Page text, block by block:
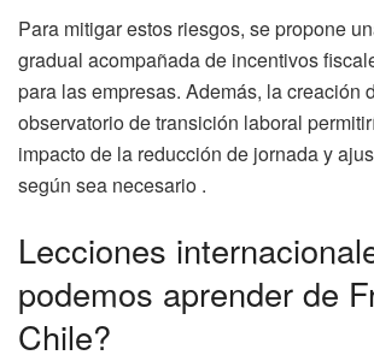
Para mitigar estos riesgos, se propone
gradual acompañada de incentivos
para las empresas. Además, la creación
observatorio de transición laboral
impacto de la reducción de jornada y
según sea necesario .
Lecciones
podemos aprender de
Chile?